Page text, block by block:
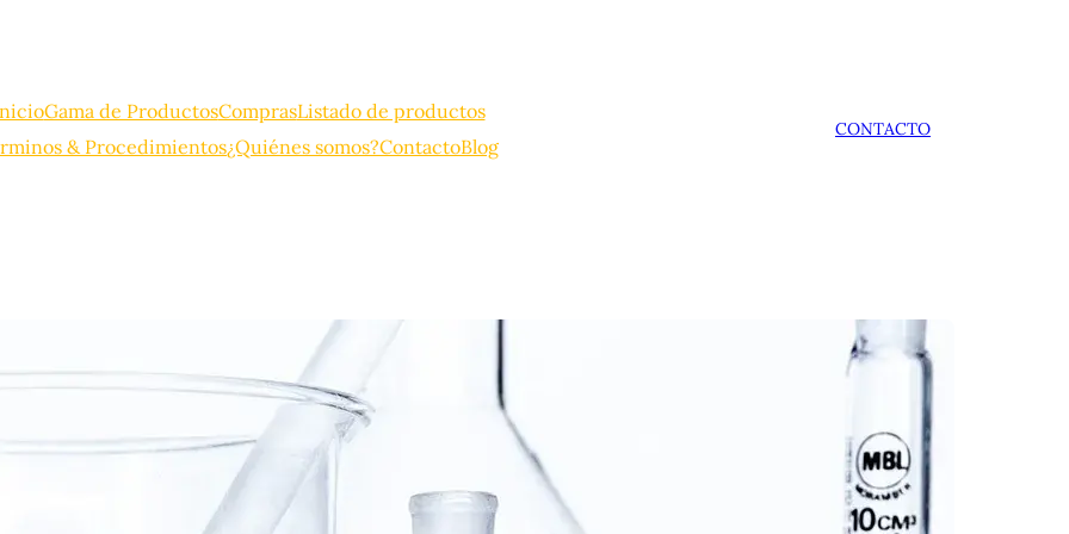
Gama de ProductosComprasListado de productos
& Procedimientos¿Quiénes somos?ContactoBlog
CONTACTO